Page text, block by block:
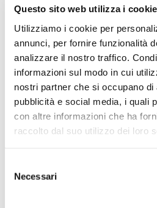
Questo sito web utilizza i cookie
Utilizziamo i cookie per
annunci, per fornire funzionalità
analizzare il nostro traffico.
informazioni sul modo in cui
nostri partner che si occupano di
pubblicità e social media, i quali
con altre informazioni che ha
raccolto dal suo utilizzo dei loro
delNecessari
Una Vita” è inserito nel
Expo in Città.
Note di sala
1490-1495
Leonardo a Milano, parte II:
rocce di Londra alla Belle